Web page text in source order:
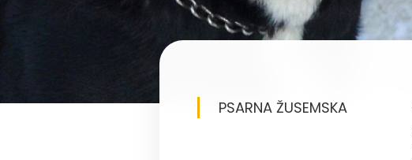
PSARNA ŽUSEMSKA